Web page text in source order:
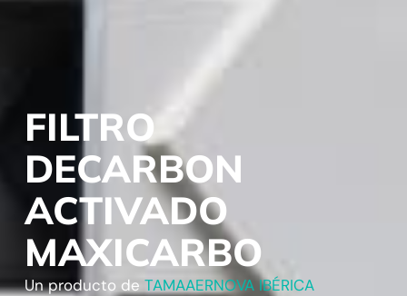
FILTRO
DECARBON
ACTIVADO
MAXICARBO
Un producto de TAMAAERNOVA IBÉRICA